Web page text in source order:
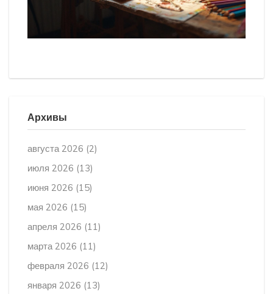
Архивы
августа 2026 (2)
июля 2026 (13)
июня 2026 (15)
мая 2026 (15)
апреля 2026 (11)
марта 2026 (11)
февраля 2026 (12)
января 2026 (13)